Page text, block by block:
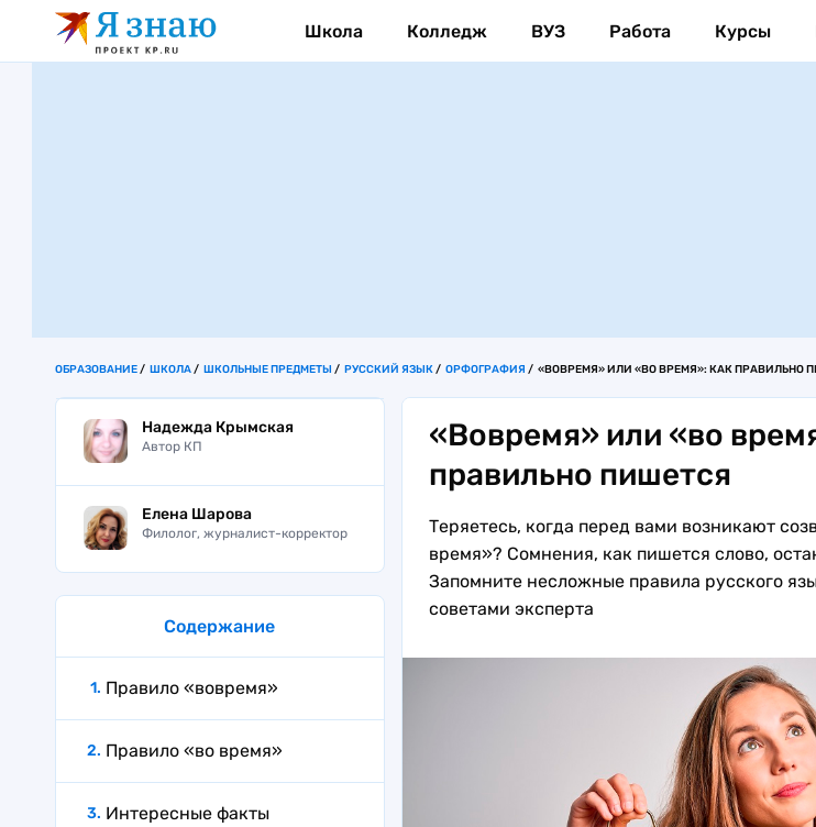
Школа Колледж ВУЗ Работа Курсы
ОБРАЗОВАНИЕ ШКОЛА ШКОЛЬНЫЕ ПРЕДМЕТЫ РУССКИЙ ЯЗЫК ОРФОГРАФИЯ «ВОВРЕМЯ» ИЛИ «ВО ВРЕМЯ»: КАК ПРАВИЛЬНО
Надежда Крымская
Автор КП
Елена Шарова
Филолог, журналист-корректор
Содержание
Правило «вовремя»
Правило «во время»
Интересные факты
«Вовремя» или «во
правильно пишется
Теряетесь, когда перед вами возникают
время»? Сомнения, как пишется слово,
Запомните несложные правила русского
советами эксперта